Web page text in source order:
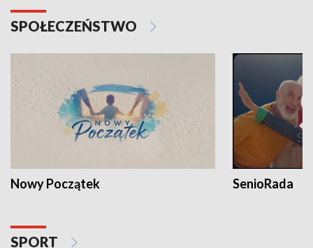
SPOŁECZEŃSTWO
Nowy Początek SenioRada
SPORT